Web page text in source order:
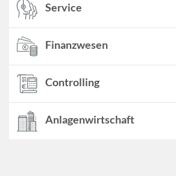
Service
Finanzwesen
Controlling
Anlagenwirtschaft